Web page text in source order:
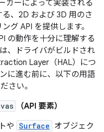
カーによって実装される
、2D および 3D 用のさ
グ API を提供します。
の動作を十分に理解する
、ドライバがビルドされ
Layer（HAL）につ
に進む前に、以下の用語
さい。
（API 要素）
や Surface オブジェク